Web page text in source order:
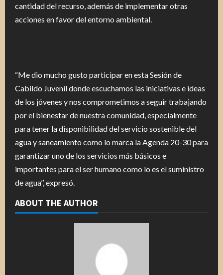
cantidad del recurso, además de implementar otras
acciones en favor del entorno ambiental.
“Me dio mucho gusto participar en esta Sesión de
Cabildo Juvenil donde escuchamos las iniciativas e ideas
de los jóvenes y nos comprometimos a seguir trabajando
por el bienestar de nuestra comunidad, especialmente
para tener la disponibilidad del servicio sostenible del
agua y saneamiento como lo marca la Agenda 20-30 para
garantizar uno de los servicios más básicos e
importantes para el ser humano como lo es el suministro
de agua’’, expresó.
ABOUT THE AUTHOR